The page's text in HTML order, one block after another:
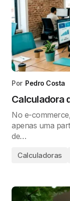
Por Pedro Costa
Calculadora
No e-
apenas uma
de…
Calculadoras